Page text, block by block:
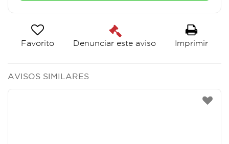
Favorito Denunciar este aviso Imprimir
AVISOS SIMILARES